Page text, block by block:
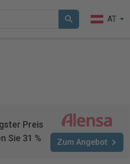
AT
Preis
Sie 31 %
Zum Angebot